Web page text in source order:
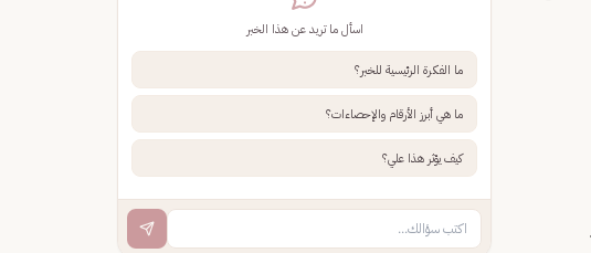
اسأل ما تريد عن هذا الخبر
ما الفكرة الرئيسية للخبر؟
ما هي أبرز الأرقام والإحصاءات؟
كيف يؤثر هذا علي؟